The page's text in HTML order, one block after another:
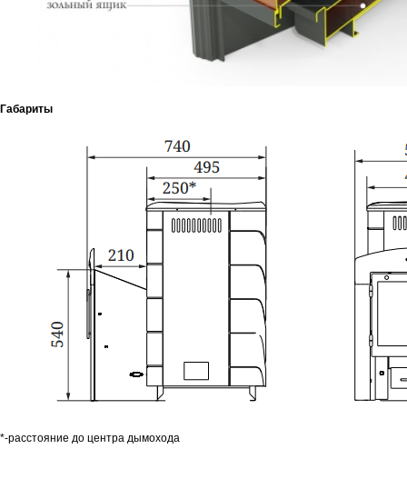
Габариты
*-расстояние до центра дымохода